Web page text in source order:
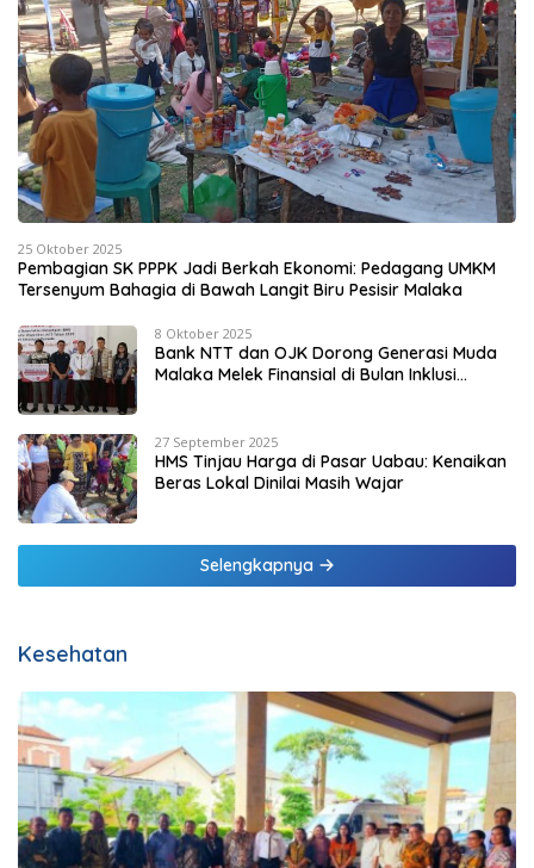
25 Oktober 2025
Pembagian SK PPPK Jadi Berkah Ekonomi: Pedagang UMKM
Tersenyum Bahagia di Bawah Langit Biru Pesisir Malaka
8 Oktober 2025
Bank NTT dan OJK Dorong Generasi Muda
Malaka Melek Finansial di Bulan Inklusi
27 September 2025
HMS Tinjau Harga di Pasar Uabau: Kenaikan
Beras Lokal Dinilai Masih Wajar
Selengkapnya
Kesehatan